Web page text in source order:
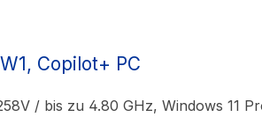
Copilot+ PC
/ bis zu 4.80 GHz, Windows 11